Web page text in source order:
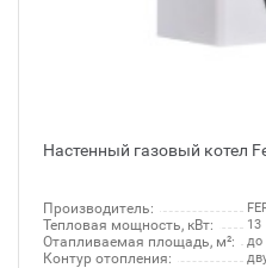
Настенный газовый котел
Производитель:
Тепловая мощность, кВт: 13
Отапливаемая площадь, м²: до
Контур отопления: